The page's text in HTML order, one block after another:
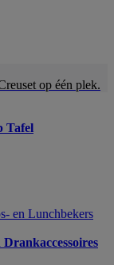
op één plek.
Tafel
en Lunchbekers